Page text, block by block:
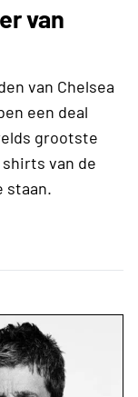
van
van Chelsea
een deal
grootste
van de
staan.